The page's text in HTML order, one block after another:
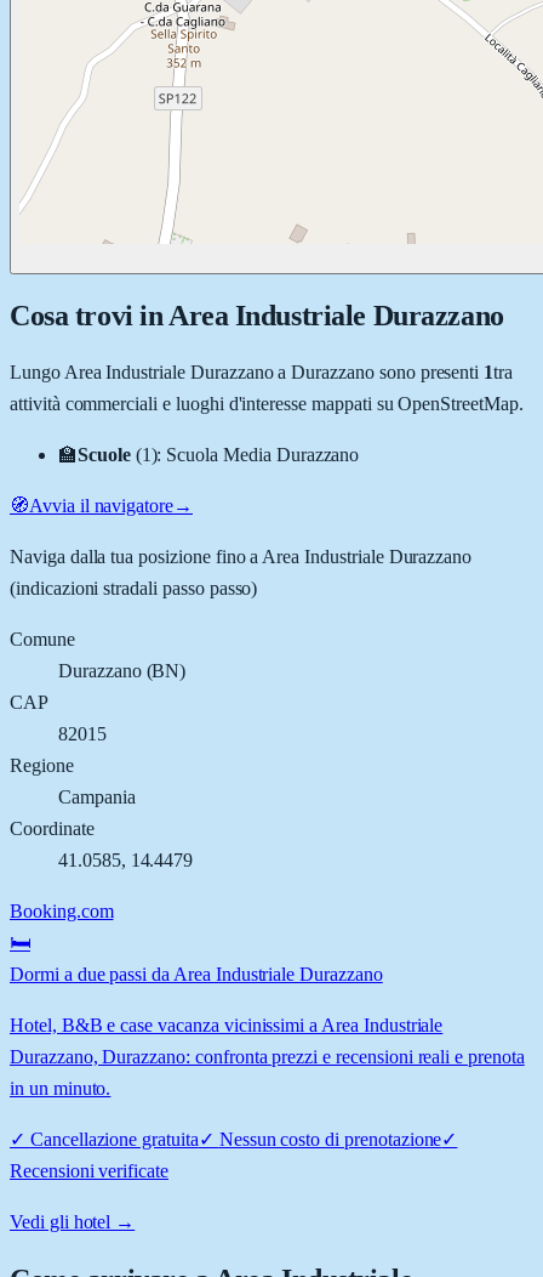
Cosa trovi in Area Industriale Durazzano
Lungo Area Industriale DurazzanoaDurazzanosono presenti 1tra
attività commerciali e luoghi d'interesse mappati su OpenStreetMap.
🏫Scuole (1): Scuola Media Durazzano
🧭Avvia il navigatore→
Naviga dalla tua posizione fino a Area Industriale Durazzano
(indicazioni stradali passo passo)
Comune
Durazzano(BN)
CAP
82015
Regione
Campania
Coordinate
41.0585, 14.4479
Booking.com
🛏️
Dormi a due passi da Area Industriale Durazzano
Hotel, B&B e case vacanza vicinissimi a Area Industriale
Durazzano, Durazzano: confronta prezzi e recensioni reali e prenota
in un minuto.
✓ Cancellazione gratuita✓ Nessun costo di prenotazione✓
Recensioni verificate
Vedi gli hotel →